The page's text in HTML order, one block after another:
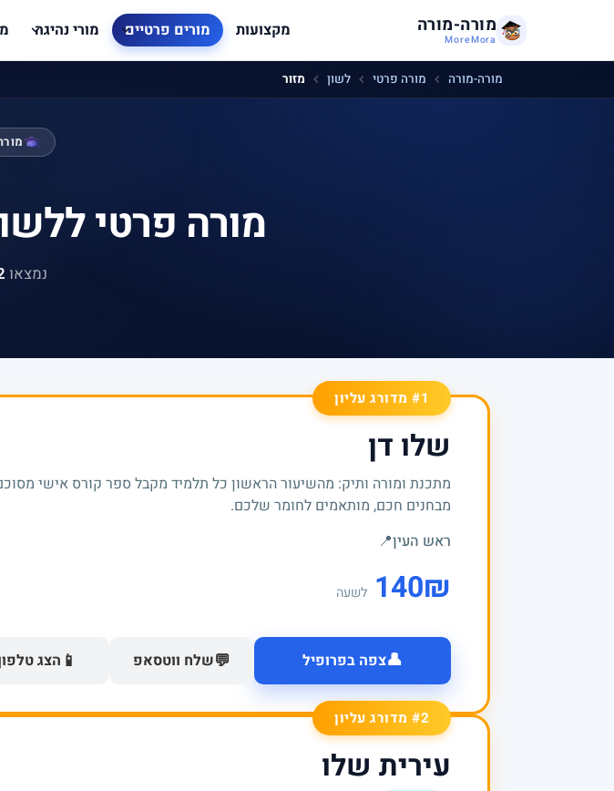
מורה-מורה
MoreMora מקצועות מורים פרטיים מורי נהיגה
מורה-מורה מורה פרטי לשון מזור
מורה פרטי
נמצאו
#1 מדורג עליון
שלו דן
מתכנת ומורה ותיק: מהשיעור הראשון כל תלמיד מקבל ספר קורס אישי
מבחנים חכם, מותאמים לחומר שלכם.
ראש העין📍
₪
140 לשעה
👤צפה בפרופיל 💬שלח ווטסאפ 📱 הצג
#2 מדורג עליון
עירית שלו